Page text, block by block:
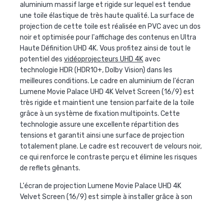
aluminium massif large et rigide sur lequel est tendue
une toile élastique de très haute qualité. La surface de
projection de cette toile est réalisée en PVC avec un dos
noir et optimisée pour l'affichage des contenus en Ultra
Haute Définition UHD 4K. Vous profitez ainsi de tout le
potentiel des vidéoprojecteurs UHD 4Kavec
technologie HDR(HDR10+, Dolby Vision) dans les
meilleures conditions. Le cadre en aluminium de l'écran
Lumene Movie Palace UHD 4K Velvet Screen (16/9) est
très rigide et maintient une tension parfaite de la toile
grâce à un système de fixation multipoints. Cette
technologie assure une excellente répartition des
tensions et garantit ainsi une surface de projection
totalement plane. Le cadre est recouvert de velours noir,
ce qui renforce le contraste perçu et élimine les risques
de reflets gênants.
L'écran de projection Lumene Movie Palace UHD 4K
Velvet Screen (16/9) est simple à installer grâce à son